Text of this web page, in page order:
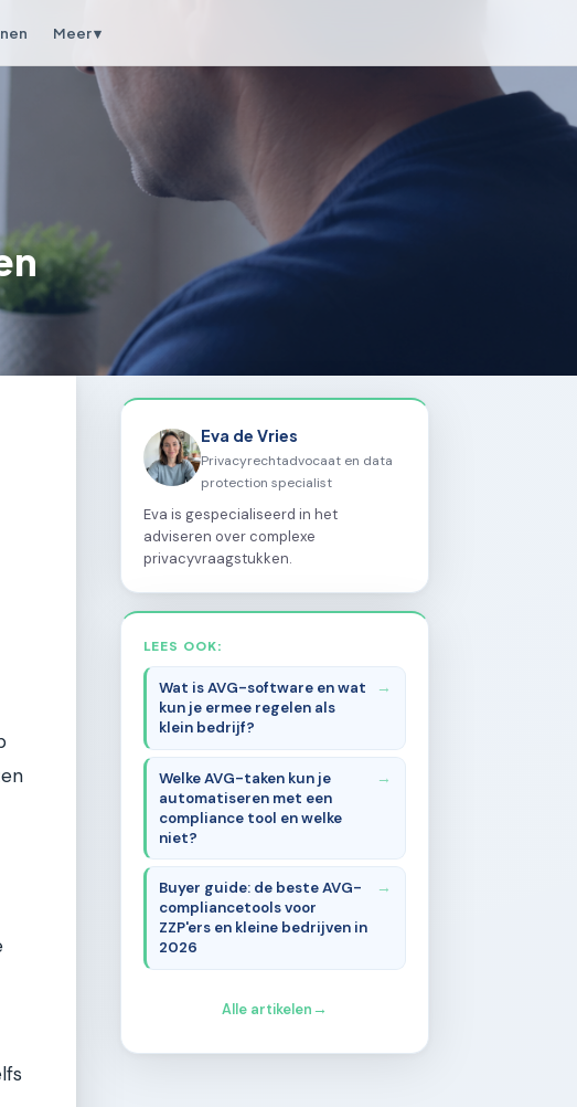
Meer ▾
Eva de Vries
Privacyrechtadvocaat en data
protection specialist
Eva is gespecialiseerd in het
adviseren over complexe
privacyvraagstukken.
LEES OOK:
Wat is AVG-software en wat
kun je ermee regelen als
klein bedrijf?
Welke AVG-taken kun je
automatiseren met een
compliance tool en welke
niet?
Buyer guide: de beste AVG-
compliancetools voor
ZZP'ers en kleine bedrijven in
2026
Alle artikelen